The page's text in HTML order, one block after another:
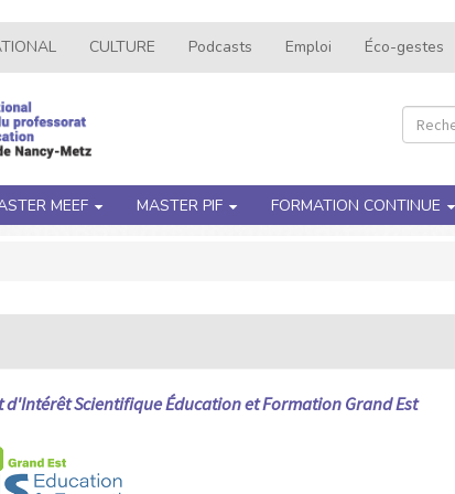
CULTURE Podcasts Emploi Éco-gestes
MEEF MASTER PIF FORMATION CONTINUE
d'Intérêt Scientifique Éducation et Formation Grand Est